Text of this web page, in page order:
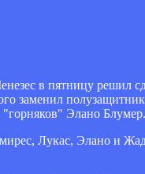
в пятницу решил
заменил
"горняков" Элано Блумер.
Лукас, Элано и